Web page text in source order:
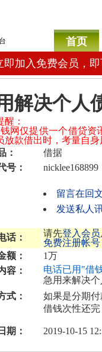
首页
即加入免费会员，
解决个人
醒：
钱网仅提供一个借贷
放款借出时，考量自
：
借据
号：
nicklee168899
留言在回
发送私人
话： 请先登入会员
免费注册帐号
额：
1万
容：
电话已用"借
急用来解决
式：
如果是分期
借钱次性还完
期： 2019-10-15